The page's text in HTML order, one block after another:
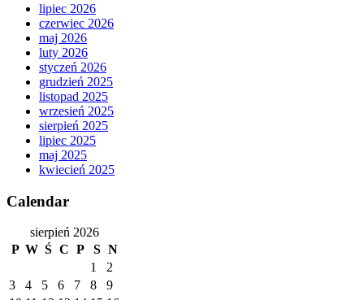
lipiec 2026
czerwiec 2026
maj 2026
luty 2026
styczeń 2026
grudzień 2025
listopad 2025
wrzesień 2025
sierpień 2025
lipiec 2025
maj 2025
kwiecień 2025
Calendar
sierpień 2026
P W Ś C P S N
1
2
3
4 5 6 7 8
9